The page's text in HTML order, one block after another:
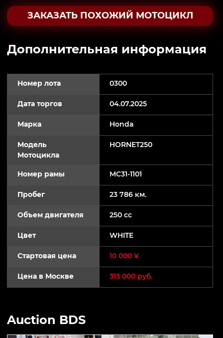
ЗАКАЗАТЬ ПОХОЖИЙ МОТОЦИКЛ
Дополнительная информация
Номер лота 0300
Дата торгов 04.07.2025
Марка Honda
Модель
Мотоцикла
HORNET250
Номер рамы MC31-1101
Пробег 23 786 км.
Объем двигателя 250 cc
Цвет WHITE
Стартовая цена 10 000 ¥
Цена в Москве 313 000 руб.
Auction BDS